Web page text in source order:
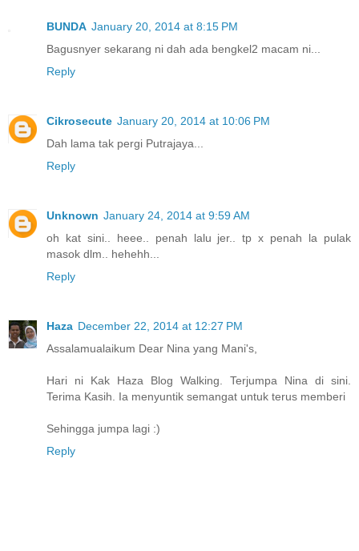
BUNDA January 20, 2014 at 8:15 PM
Bagusnyer sekarang ni dah ada bengkel2 macam ni...
Reply
Cikrosecute January 20, 2014 at 10:06 PM
Dah lama tak pergi Putrajaya...
Reply
Unknown January 24, 2014 at 9:59 AM
oh kat sini.. heee.. penah lalu jer.. tp x penah la pulak
masok dlm.. hehehh...
Reply
Haza December 22, 2014 at 12:27 PM
Assalamualaikum Dear Nina yang Mani's,
Hari ni Kak Haza Blog Walking. Terjumpa Nina di sini.
Terima Kasih. Ia menyuntik semangat untuk terus memberi
Sehingga jumpa lagi :)
Reply